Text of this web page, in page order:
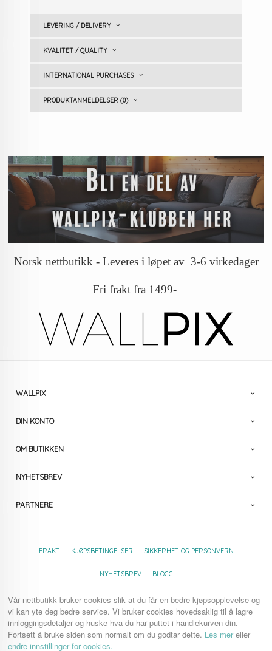
LEVERING / DELIVERY
KVALITET / QUALITY
INTERNATIONAL PURCHASES
PRODUKTANMELDELSER (0)
Norsk nettbutikk - Leveres i løpet av 3-6 virkedager
Fri frakt fra 1499-
WALLPIX
DIN KONTO
OM BUTIKKEN
NYHETSBREV
PARTNERE
FRAKT KJØPSBETINGELSER SIKKERHET OG PERSONVERN
NYHETSBREV BLOGG
Vår nettbutikk bruker cookies slik at du får en bedre kjøpsopplevelse og
vi kan yte deg bedre service. Vi bruker cookies hovedsaklig til å lagre
innloggingsdetaljer og huske hva du har puttet i handlekurven din.
Fortsett å bruke siden som normalt om du godtar dette. Les mereller
endre innstillinger for cookies.